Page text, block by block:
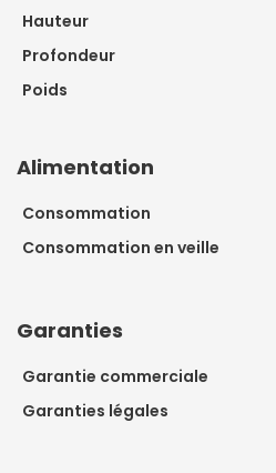
Hauteur
Profondeur
Poids
Alimentation
Consommation
Consommation en veille
Garanties
Garantie commerciale
Garanties légales